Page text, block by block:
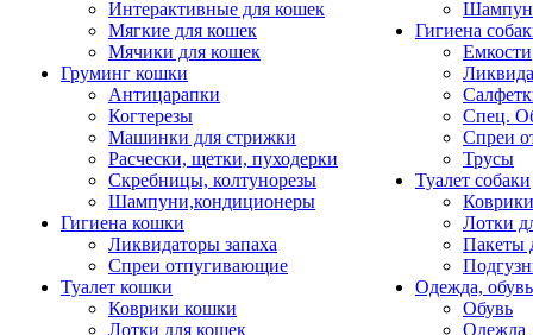
Интерактивные для кошек
Мягкие для кошек
Мячики для кошек
Груминг кошки
Антицарапки
Когтерезы
Машинки для стрижки
Расчески, щетки, пуходерки
Скребницы, колтунорезы
Шампуни,кондиционеры
Гигиена кошки
Ликвидаторы запаха
Спреи отпугивающие
Туалет кошки
Коврики кошки
Лотки для кошек
Гигиена
Емкости
Спец.
Спреи
Трусы
Туалет собаки
Коврики
Лотки
Пакеты
Одежда, обувь
Обувь
Одежда